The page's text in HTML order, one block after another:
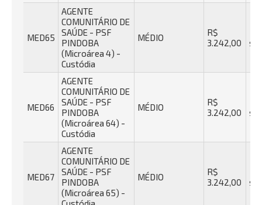
MED65
AGENTE
COMUNITÁRIO DE
SAÚDE - PSF
PINDOBA
(Microárea 4) -
Custódia
MÉDIO
R$
3.242,00
MED66
AGENTE
COMUNITÁRIO DE
SAÚDE - PSF
PINDOBA
(Microárea 64) -
Custódia
MÉDIO
R$
3.242,00
MED67
AGENTE
COMUNITÁRIO DE
SAÚDE - PSF
PINDOBA
(Microárea 65) -
MÉDIO
R$
3.242,00